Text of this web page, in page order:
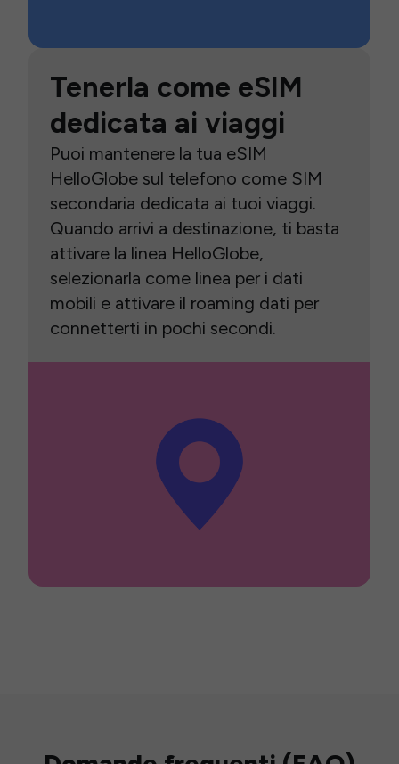
Tenerla come eSIM
dedicata ai viaggi
Puoi mantenere la tua eSIM
HelloGlobe sul telefono come SIM
secondaria dedicata ai tuoi viaggi.
Quando arrivi a destinazione, ti basta
attivare la linea HelloGlobe,
selezionarla come linea per i dati
mobili e attivare il roaming dati per
connetterti in pochi secondi.